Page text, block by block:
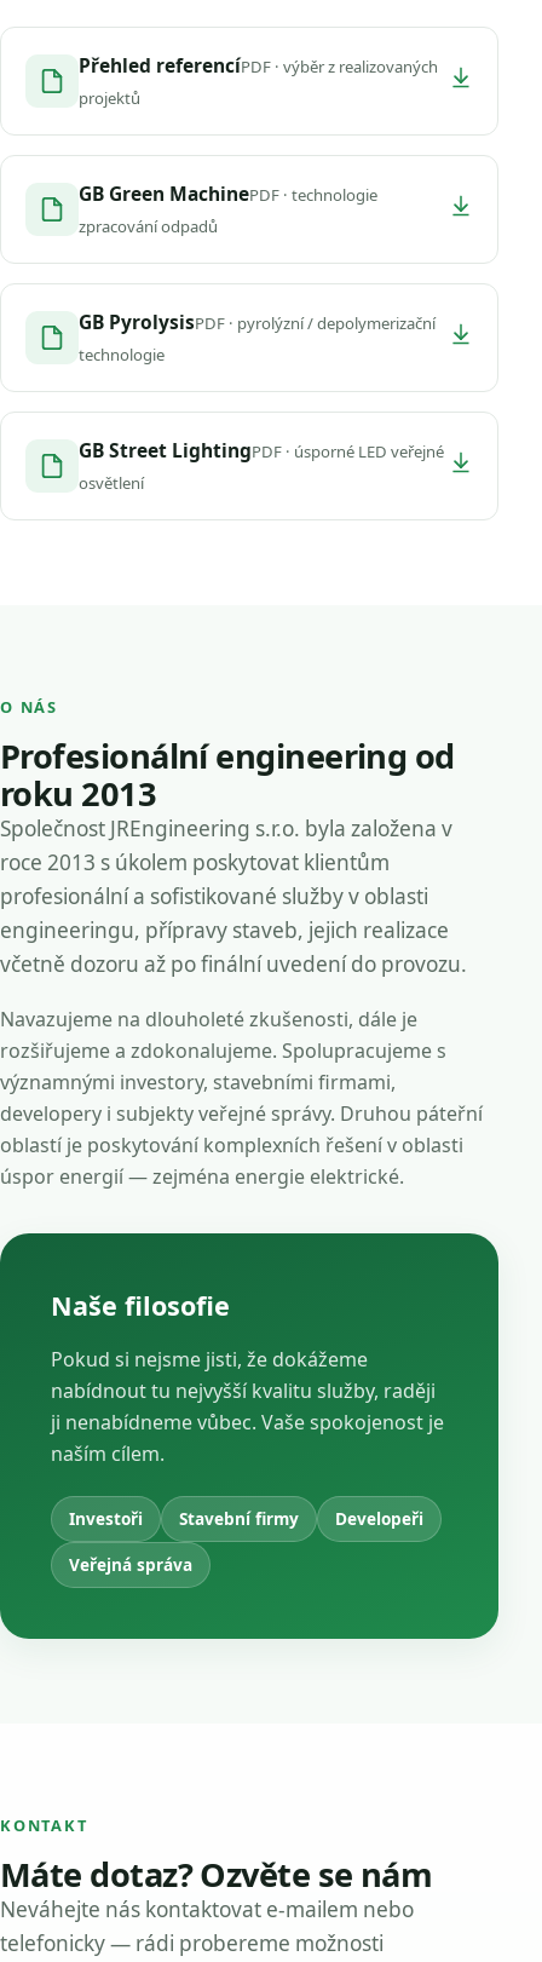
Přehled referencíPDF · výběr z realizovaných
projektů
GB Green MachinePDF · technologie
zpracování odpadů
GB PyrolysisPDF · pyrolýzní / depolymerizační
technologie
GB Street LightingPDF · úsporné LED veřejné
osvětlení
O NÁS
Profesionální engineering od
roku 2013
Společnost JREngineering s.r.o. byla založena v
roce 2013 s úkolem poskytovat klientům
profesionální a sofistikované služby v oblasti
engineeringu, přípravy staveb, jejich realizace
včetně dozoru až po finální uvedení do provozu.
Navazujeme na dlouholeté zkušenosti, dále je
rozšiřujeme a zdokonalujeme. Spolupracujeme s
významnými investory, stavebními firmami,
developery i subjekty veřejné správy. Druhou páteřní
oblastí je poskytování komplexních řešení v oblasti
úspor energií — zejména energie elektrické.
Naše filosofie
Pokud si nejsme jisti, že dokážeme
nabídnout tu nejvyšší kvalitu služby, raději
ji nenabídneme vůbec. Vaše spokojenost je
naším cílem.
Investoři Stavební firmy
Developeři
Veřejná správa
KONTAKT
Máte dotaz? Ozvěte se nám
Neváhejte nás kontaktovat e-mailem nebo
telefonicky — rádi probereme možnosti